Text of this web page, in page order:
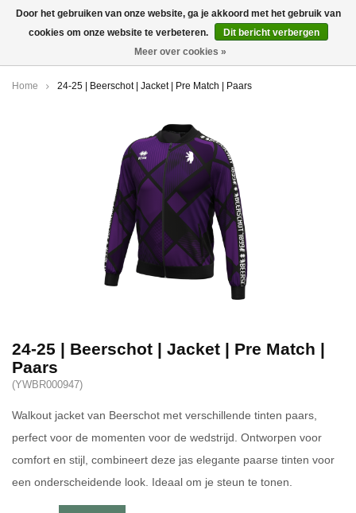
0
Home 24-25 | Beerschot | Jacket | Pre Match | Paars
24-25 | Beerschot | Jacket | Pre Match |
Paars
(YWBR000947)
Walkout jacket van Beerschot met verschillende tinten paars,
perfect voor de momenten voor de wedstrijd. Ontworpen voor
comfort en stijl, combineert deze jas elegante paarse tinten voor
een onderscheidende look. Ideaal om je steun te tonen.
Door het gebruiken van onze website, ga je akkoord met het gebruik van
cookies om onze website te verbeteren.
Dit bericht verbergen
Meer over cookies »